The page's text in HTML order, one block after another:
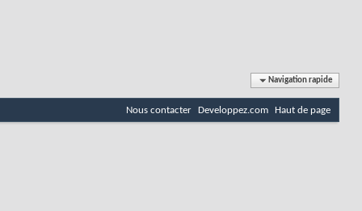
Navigation rapide
Nous contacter Developpez.com Haut de page